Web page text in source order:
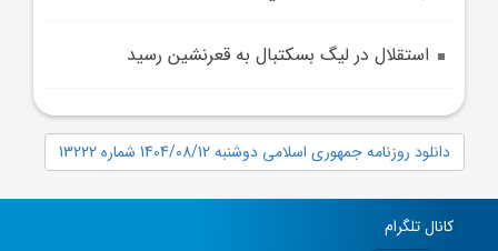
استقلال در ليگ بسکتبال به قعرنشين رسيد
دانلود روزنامه جمهوری اسلامی دوشنبه 1404/08/12 شماره 13222
کانال تلگرام